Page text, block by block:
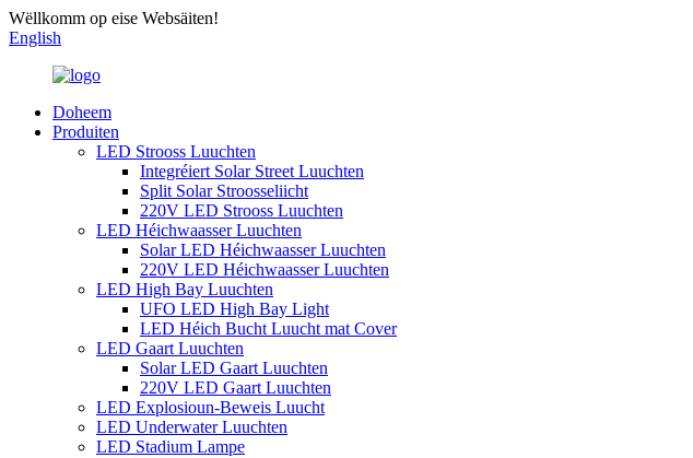
Wëllkomm op eise Websäiten!
English
Doheem
Produiten
LED Strooss Luuchten
Integréiert Solar Street Luuchten
Split Solar Stroosseliicht
220V LED Strooss Luuchten
LED Héichwaasser Luuchten
Solar LED Héichwaasser Luuchten
220V LED Héichwaasser Luuchten
LED High Bay Luuchten
UFO LED High Bay Light
LED Héich Bucht Luucht mat Cover
LED Gaart Luuchten
Solar LED Gaart Luuchten
220V LED Gaart Luuchten
LED Explosioun-Beweis Luucht
LED Underwater Luuchten
LED Stadium Lampe